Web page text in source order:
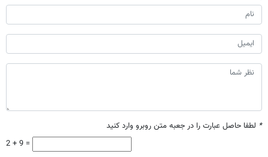
* لطفا حاصل عبارت را در جعبه متن روبرو وارد کنید
2 + 9 =